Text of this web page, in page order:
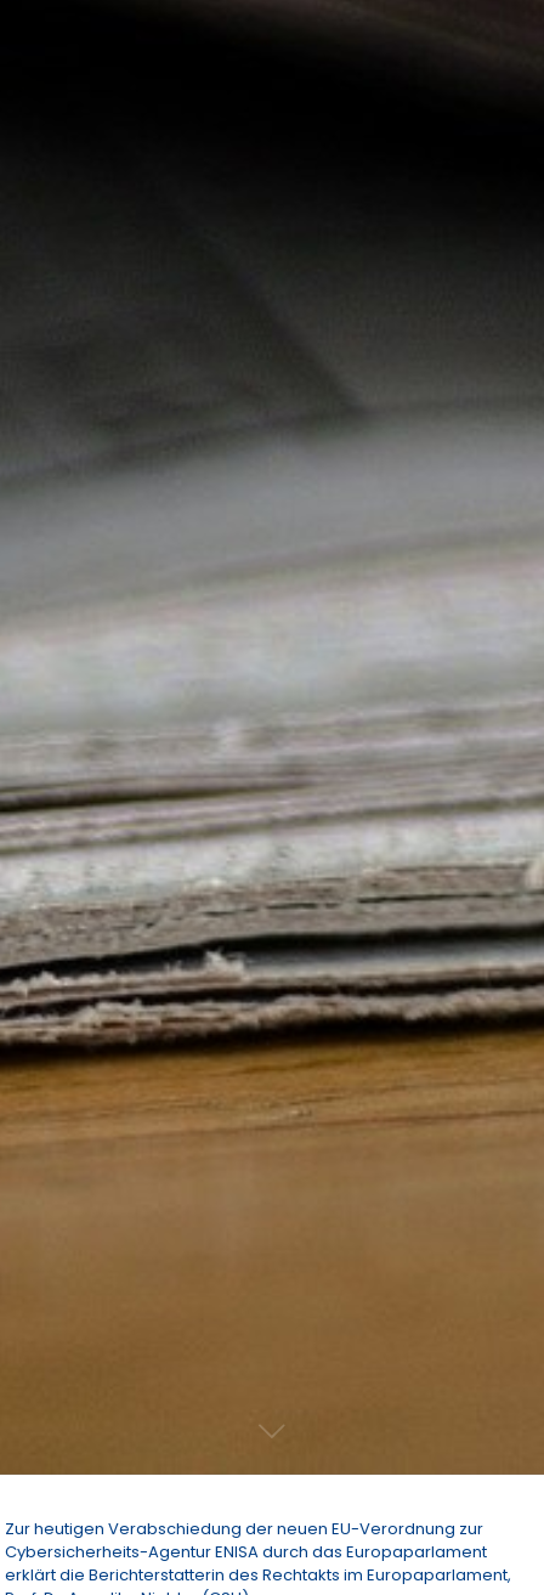
Zur heutigen Verabschiedung der neuen EU-Verordnung zur
Cybersicherheits-Agentur ENISA durch das Europaparlament
erklärt die Berichterstatterin des Rechtakts im Europaparlament,